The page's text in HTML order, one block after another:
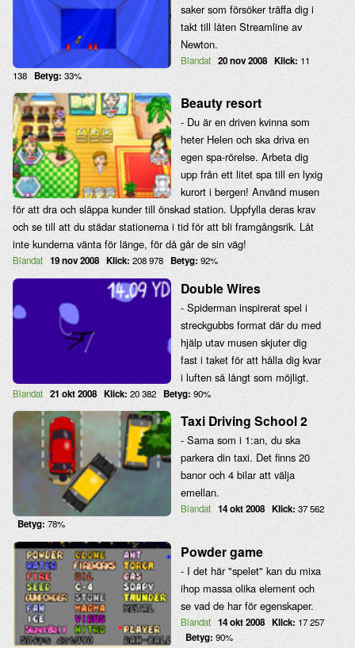
saker som försöker träffa dig i
takt till låten Streamline av
Newton.
Blandat 20 nov 2008 Klick: 11
138
Betyg: 33%
Beauty resort
- Du är en driven kvinna som
heter Helen och ska driva en
egen spa-rörelse. Arbeta dig
upp från ett litet spa till en lyxig
kurort i bergen! Använd musen
för att dra och släppa kunder till önskad station. Uppfylla deras krav
och se till att du städar stationerna i tid för att bli framgångsrik. Låt
inte kunderna vänta för länge, för då går de sin väg!
Blandat 19 nov 2008 Klick: 208 978 Betyg: 92%
Double Wires
- Spiderman inspirerat spel i
streckgubbs format där du med
hjälp utav musen skjuter dig
fast i taket för att hålla dig kvar
i luften så långt som möjligt.
Blandat 21 okt 2008 Klick: 20 382 Betyg: 90%
Taxi Driving School 2
- Sama som i 1:an, du ska
parkera din taxi. Det finns 20
banor och 4 bilar att välja
emellan.
Blandat 14 okt 2008 Klick: 37 562
Betyg: 78%
Powder game
- I det här "spelet" kan du mixa
ihop massa olika element och
se vad de har för egenskaper.
Blandat 14 okt 2008 Klick: 17 257
Betyg: 90%